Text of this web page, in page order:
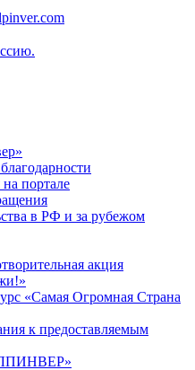
портале
в РФ и за рубежом
акция
«Самая Огромная Страна
к предоставляемым